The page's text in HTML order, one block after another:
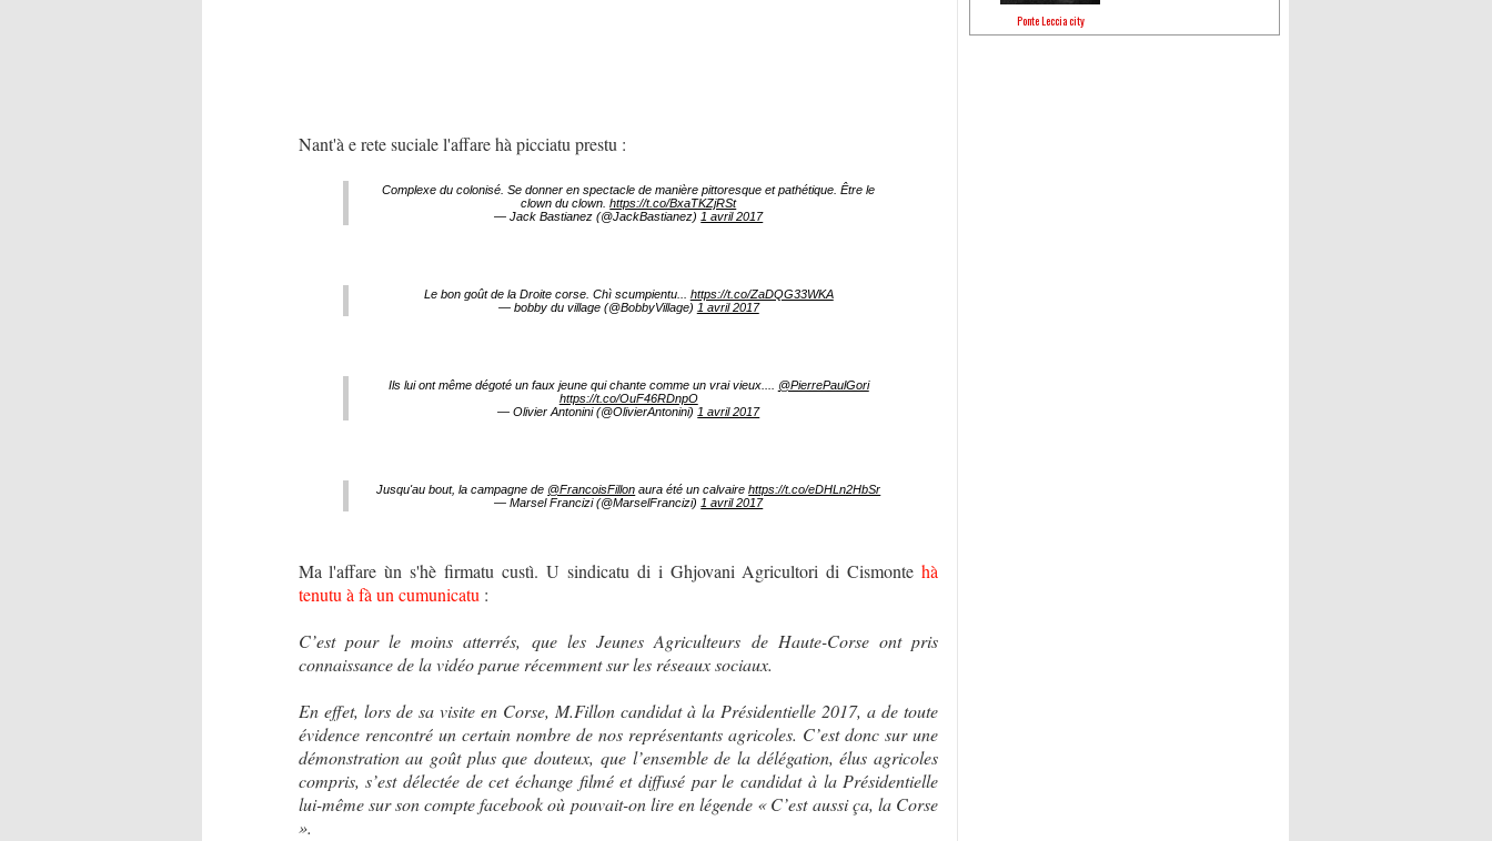
Nant'à e rete suciale l'affare hà picciatu prestu :
Complexe du colonisé. Se donner en spectacle de manière pittoresque et pathétique. Être le
clown du clown.https://t.co/BxaTKZjRSt
— Jack Bastianez (@JackBastianez) 1 avril 2017
Le bon goût de la Droite corse. Chì scumpientu... https://t.co/ZaDQG33WKA
— bobby du village (@BobbyVillage) 1 avril 2017
Ils lui ont même dégoté un faux jeune qui chante comme un vrai vieux....
@PierrePaulGori
https://t.co/OuF46RDnpO
— Olivier Antonini (@OlivierAntonini) 1 avril 2017
Jusqu'au bout, la campagne de @FrancoisFillon aura été un calvairehttps://t.co/eDHLn2HbSr
— Marsel Francizi (@MarselFrancizi) 1 avril 2017
Ma l'affare ùn s'hè firmatu custì. U sindicatu di i Ghjovani Agricultori di Cismontehà
tenutu à fà un cumunicatu :
C’est pour le moins atterrés, que les Jeunes Agriculteurs de Haute-Corse ont pris
connaissance de la vidéo parue récemment sur les réseaux sociaux.
En effet, lors de sa visite en Corse, M.Fillon candidat à la Présidentielle 2017, a de toute
évidence rencontré un certain nombre de nos représentants agricoles. C’est donc sur une
démonstration au goût plus que douteux, que l’ensemble de la délégation, élus agricoles
compris, s’est délectée de cet échange filmé et diffusé par le candidat à la Présidentielle
lui-même sur son compte facebook où pouvait-on lire en légende « C’est aussi ça, la Corse
».
Ponte Leccia city